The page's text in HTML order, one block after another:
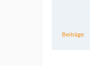
Beiträge